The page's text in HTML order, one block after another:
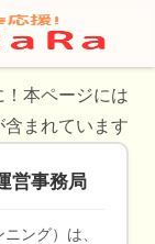
る年始め
本ページには
まれています
営事務局
ング）は、